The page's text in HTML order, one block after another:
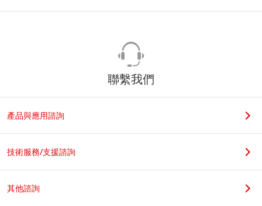
若您是學生，請在科系名稱後加上實驗室教授姓名，謝謝。
職位
聯繫我們
產品與應用諮詢
技術服務/支援諮詢
其他諮詢